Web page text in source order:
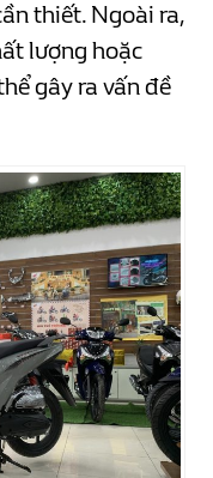
thiết. Ngoài ra,
lượng hoặc
gây ra vấn đề